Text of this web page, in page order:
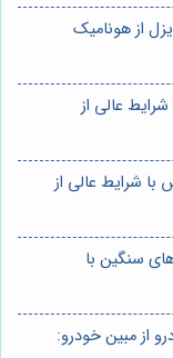
از هونامیک
عالی از
با شرایط عالی از
سنگین با
از مبین خودرو: